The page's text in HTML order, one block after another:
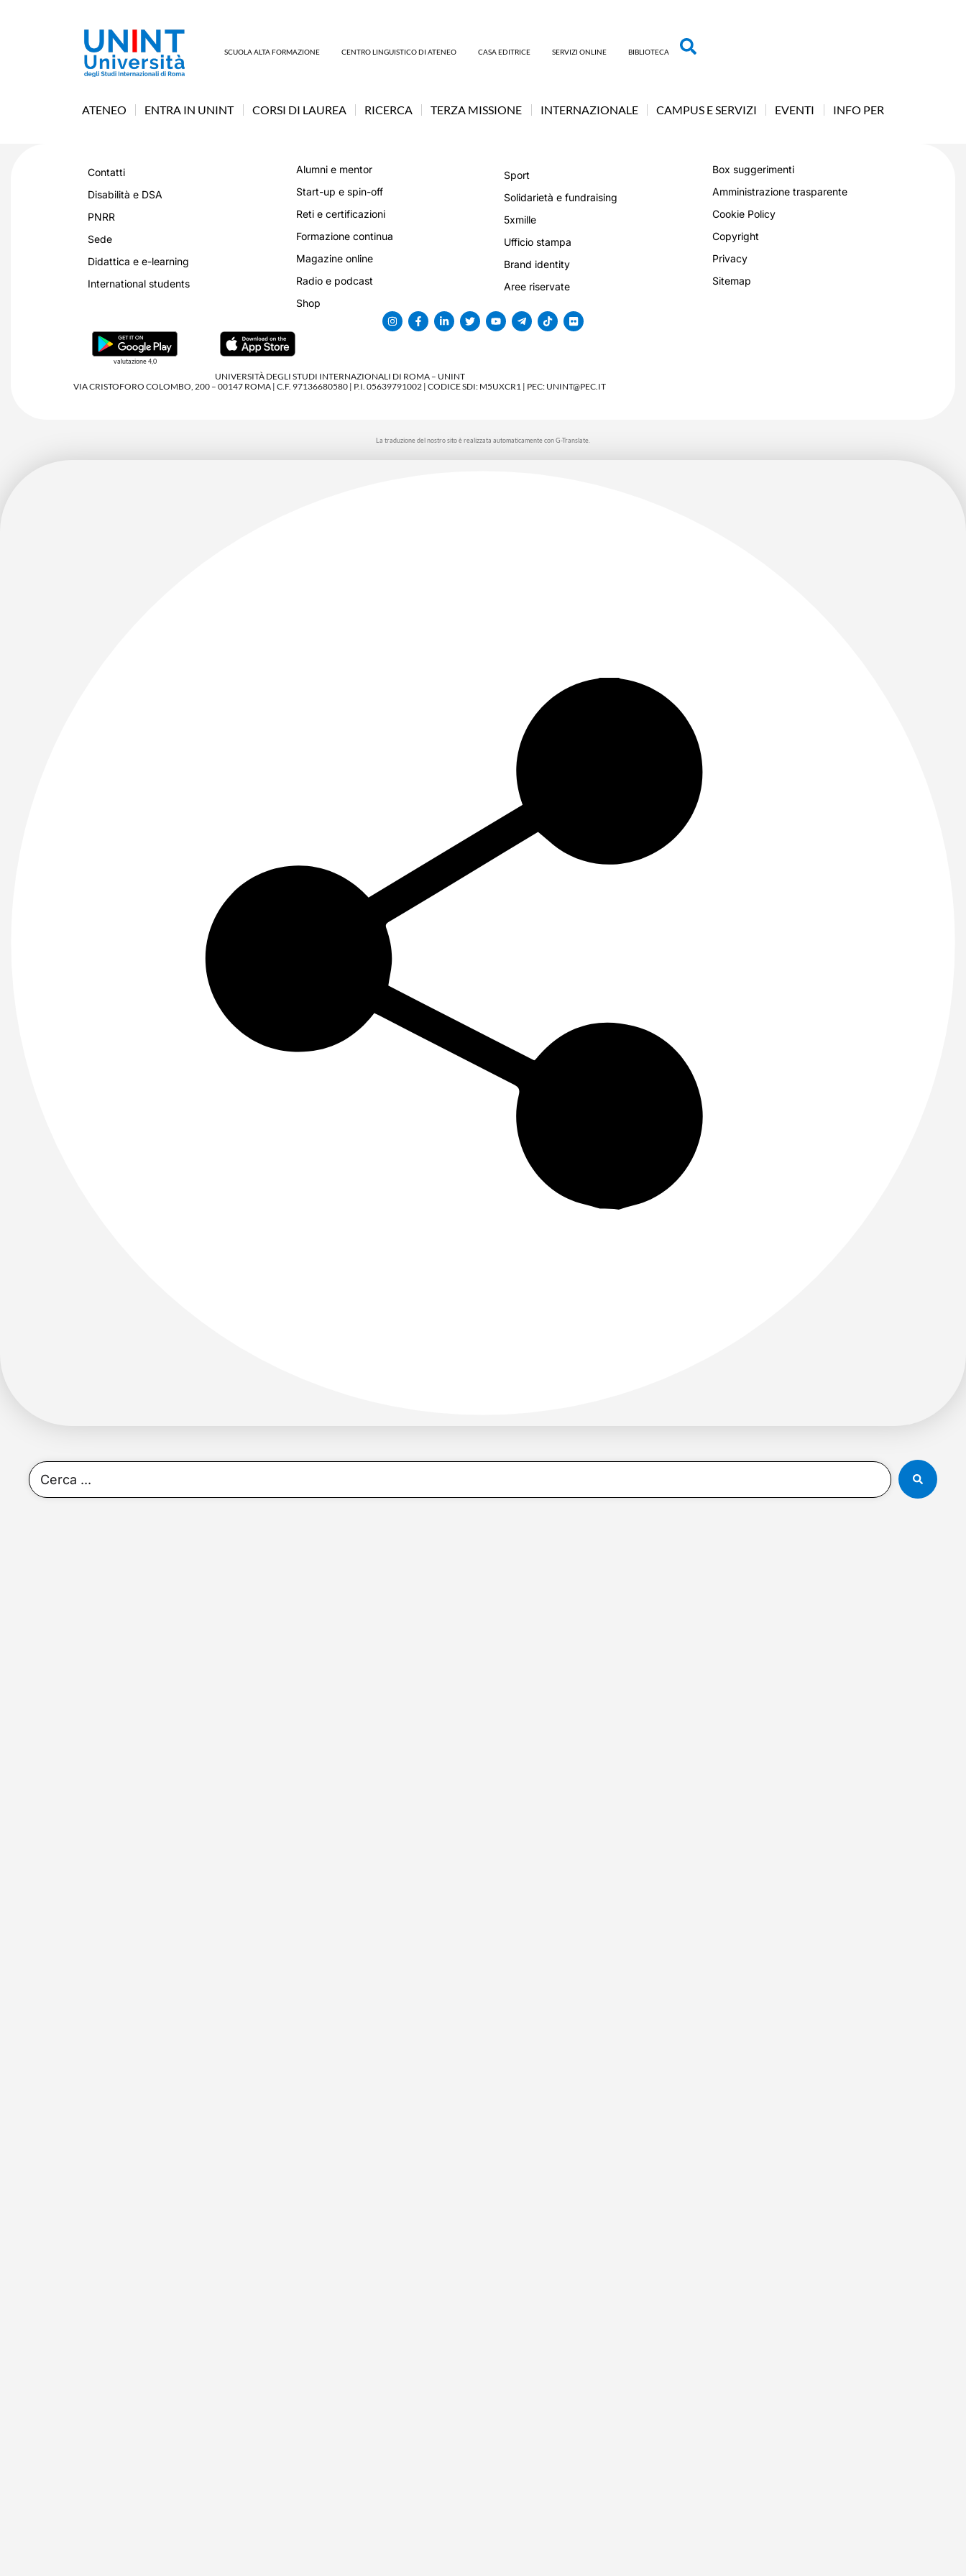
SCUOLA ALTA FORMAZIONE CENTRO LINGUISTICO DI ATENEO CASA EDITRICE SERVIZI ONLINE BIBLIOTECA
ATENEO ENTRA IN UNINT CORSI DI LAUREA RICERCA TERZA MISSIONE INTERNAZIONALE CAMPUS E SERVIZI EVENTI INFO PER
Contatti
Disabilità e DSA
PNRR
Sede
Didattica e e-learning
International students
Alumni e mentor
Start-up e spin-off
Reti e certificazioni
Formazione continua
Magazine online
Radio e podcast
Shop
Sport
Solidarietà e fundraising
5xmille
Ufficio stampa
Brand identity
Aree riservate
Box suggerimenti
Amministrazione trasparente
Cookie Policy
Copyright
Privacy
Sitemap
valutazione 4,0
UNIVERSITÀ DEGLI STUDI INTERNAZIONALI DI ROMA – UNINT
VIA CRISTOFORO COLOMBO, 200 – 00147 ROMA | C.F. 97136680580 | P.I. 05639791002 | CODICE SDI: M5UXCR1 | PEC: UNINT@PEC.IT
La traduzione del nostro sito è realizzata automaticamente con G-Translate.